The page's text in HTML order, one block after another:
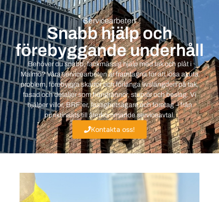
Servicearbeten
Snabb hjälp och
förebyggande underhåll
Behöver du snabb, fackmässig hjälp med tak och plåt i
Malmö? Våra servicearbeten är framtagna för att lösa akuta
problem, förebygga skador och förlänga livslängden på tak,
fasad och detaljer som hängrännor, stuprör och beslag. Vi
hjälper villor, BRF:er, fastighetsägare och företag – från
punktinsats till återkommande serviceavtal.
Kontakta oss!